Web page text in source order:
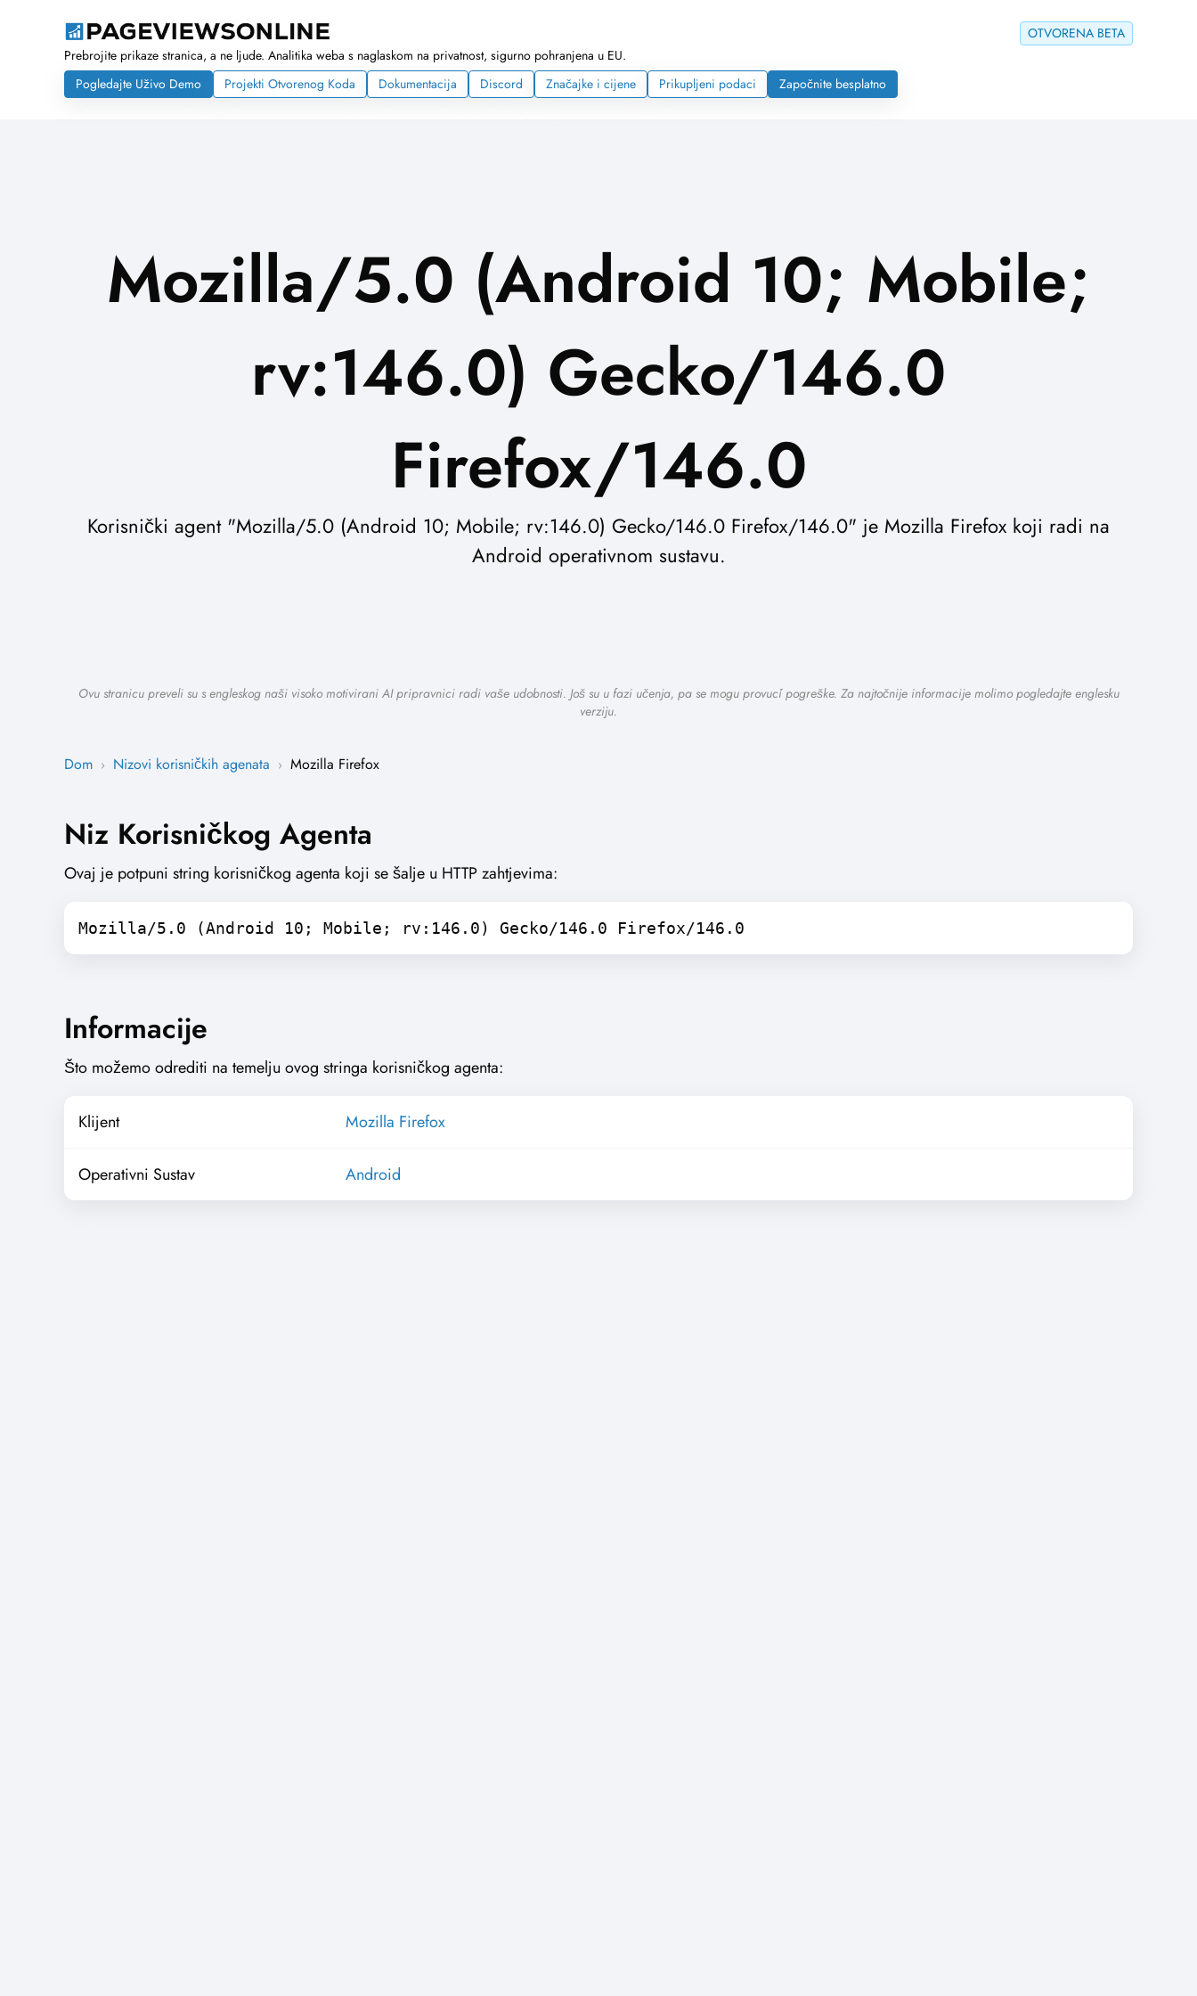
OTVORENA BETA
Prebrojite prikaze stranica, a ne ljude. Analitika weba s naglaskom na privatnost, sigurno pohranjena u EU.
Pogledajte Uživo Demo
Projekti Otvorenog Koda Dokumentacija Discord Značajke i cijene Prikupljeni podaci Započnite besplatno
Mozilla/5.0 (Android 10; Mobile;
rv:146.0) Gecko/146.0
Firefox/146.0
Korisnički agent "Mozilla/5.0 (Android 10; Mobile; rv:146.0) Gecko/146.0 Firefox/146.0" je Mozilla Firefox koji radi na
Android operativnom sustavu.
Ovu stranicu preveli su s engleskog naši visoko motivirani AI pripravnici radi vaše udobnosti. Još su u fazi učenja, pa se mogu provući pogreške. Za najtočnije informacije molimo pogledajte englesku
verziju.
Dom › Nizovi korisničkih agenata › Mozilla Firefox
Niz Korisničkog Agenta
Ovaj je potpuni string korisničkog agenta koji se šalje u HTTP zahtjevima:
Mozilla/5.0 (Android 10; Mobile; rv:146.0) Gecko/146.0 Firefox/146.0
Informacije
Što možemo odrediti na temelju ovog stringa korisničkog agenta:
Klijent Mozilla Firefox
Operativni Sustav Android